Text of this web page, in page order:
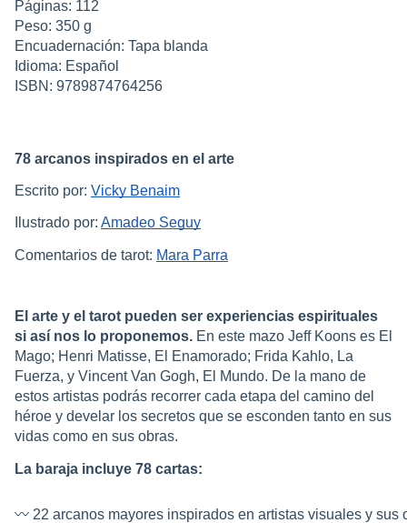
Páginas: 112
Peso: 350 g
Encuadernación: Tapa blanda
Idioma: Español
ISBN: 9789874764256
78 arcanos inspirados en el arte
Escrito por: Vicky Benaim
Ilustrado por: Amadeo Seguy
Comentarios de tarot: Mara Parra
El arte y el tarot pueden ser experiencias espirituales
si así nos lo proponemos. En este mazo Jeff Koons es El
Mago; Henri Matisse, El Enamorado; Frida Kahlo, La
Fuerza, y Vincent Van Gogh, El Mundo. De la mano de
estos artistas podrás recorrer cada etapa del camino del
héroe y develar los secretos que se esconden tanto en sus
vidas como en sus obras.
La baraja incluye 78 cartas:
〰️ 22 arcanos mayores inspirados en artistas visuales y sus